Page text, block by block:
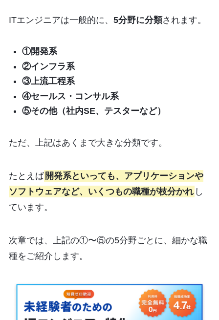
ITエンジニアは一般的に、 5分野に分類されます。
①開発系
②インフラ系
③上流工程系
④セールス・コンサル系
⑤その他（社内SE、テスターなど）
ただ、上記はあくまで大きな分類です。
たとえば 開発系といっても、アプリケーションや
ソフトウェアなど、いくつもの職種が枝分かれ し
ています。
次章では、上記の①〜⑤の5分野ごとに、細かな職
種をご紹介します。